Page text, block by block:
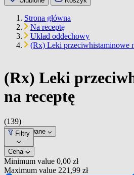
Strona główna
Na receptę
Układ oddechowy
(Rx) Leki przeciwhistaminowe
(Rx) Leki
na receptę
(139)
Dopasowane
Filtry
Cena
Minimum value 0,00 zł
Maximum value 221,99 zł